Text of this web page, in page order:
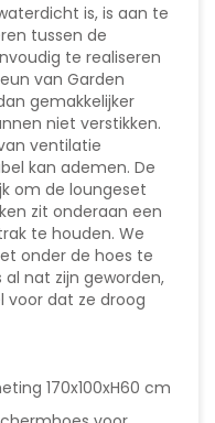
is, is aan te
tussen de
te realiseren
van Garden
gemakkelijker
niet verstikken.
ventilatie
kan ademen. De
om de loungeset
zit onderaan een
te houden. We
onder de hoes te
nat zijn geworden,
voor dat ze droog
170x100xH60 cm